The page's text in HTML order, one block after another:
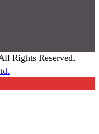
Rights Reserved.